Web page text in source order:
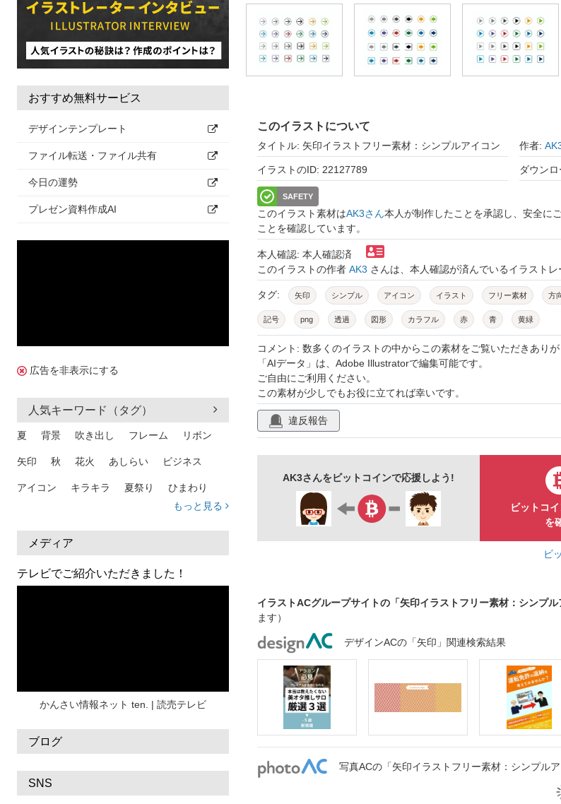
おすすめ無料サービス
デザインテンプレート
ファイル転送・ファイル共有
今日の運勢
プレゼン資料作成AI
広告を非表示にする
人気キーワード（タグ）
夏 背景 吹き出し フレーム リボン
矢印 秋 花火 あしらい ビジネス
アイコン キラキラ 夏祭り ひまわり
熱中症
人物 暑中見舞い
日本地図 海
もっと見る
メディア
テレビでご紹介いただきました！
かんさい情報ネット ten. | 読売テレビ
ブログ
SNS
このイラストについて
タイトル: 矢印イラストフリー素材：シンプルアイコン 作者:
イラストのID: 22127789 ダウン
SAFETY
このイラスト素材はAK3さん本人が制作したことを承認し、安全に
ことを確認しています。
本人確認: 本人確認済
このイラストの作者 AK3 さんは、本人確認が済んでいるイラストレ
タグ: 矢印 シンプル アイコン イラスト フリー素材 方
記号 png 透過 図形 カラフル 赤 青 黄緑
オレンジ 紫 緑 アロー デザイン ベクター やじるし
素材 バナー素材 セット
コメント: 数多くのイラストの中からこの素材をご覧いただきありが
「AIデータ」は、Adobe Illustratorで編集可能です。
ご自由にご利用ください。
この素材が少しでもお役に立てれば幸いです。
違反報告
AK3さんをビットコインで応援しよう!
ビットコ
を
ビ
イラストACグループサイトの「矢印イラストフリー素材：シンプ
ます）
デザインACの「矢印」関連検索結果
写真ACの「矢印イラストフリー素材：シンプル